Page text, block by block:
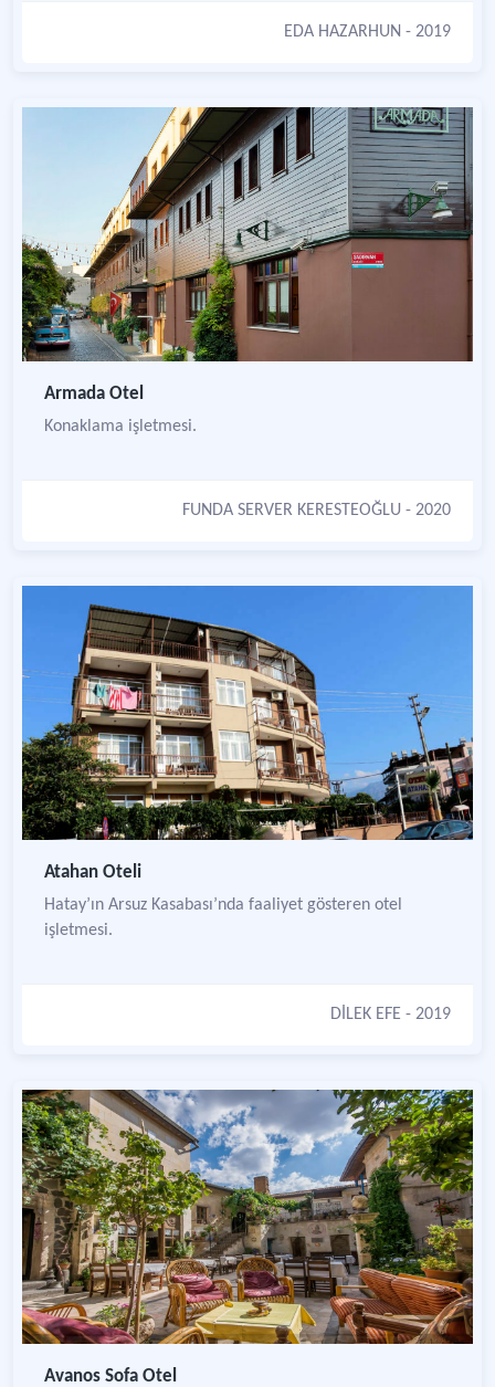
EDA HAZARHUN - 2019
Armada Otel
Konaklama işletmesi.
FUNDA SERVER KERESTEOĞLU - 2020
Atahan Oteli
Hatay’ın Arsuz Kasabası’nda faaliyet gösteren otel
işletmesi.
DİLEK EFE - 2019
Avanos Sofa Otel